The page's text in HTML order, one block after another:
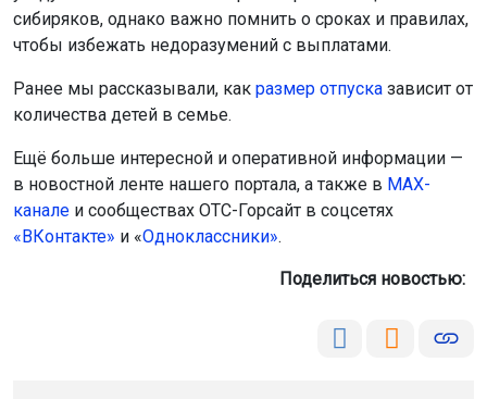
сибиряков, однако важно помнить о сроках и правилах,
чтобы избежать недоразумений с выплатами.
Ранее мы рассказывали, как размер отпуска зависит от
количества детей в семье.
Ещё больше интересной и оперативной информации —
в новостной ленте нашего портала, а также в МАХ-
канале и сообществах ОТС-Горсайт в соцсетях
«ВКонтакте» и «Одноклассники».
Поделиться новостью: